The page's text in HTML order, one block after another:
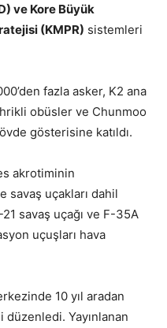
ve Kore Büyük
(KMPR) sistemleri
fazla asker, K2 ana
obüsler ve Chunmoo
gösterisine katıldı.
akrotiminin
savaş uçakları dahil
savaş uçağı ve F-35A
uçuşları hava
10 yıl aradan
Yayınlanan